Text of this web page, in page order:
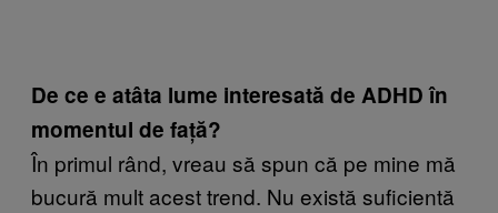
De ce e atâta lume interesată de ADHD în
momentul de față?
În primul rând, vreau să spun că pe mine mă
bucură mult acest trend. Nu există suficientă